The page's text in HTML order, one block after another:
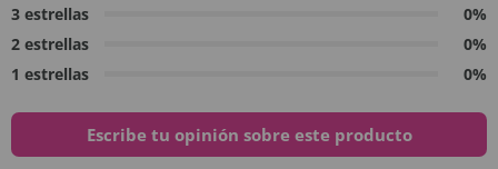
3 estrellas
0%
2 estrellas
0%
1 estrellas
0%
Escribe tu opinión sobre este producto